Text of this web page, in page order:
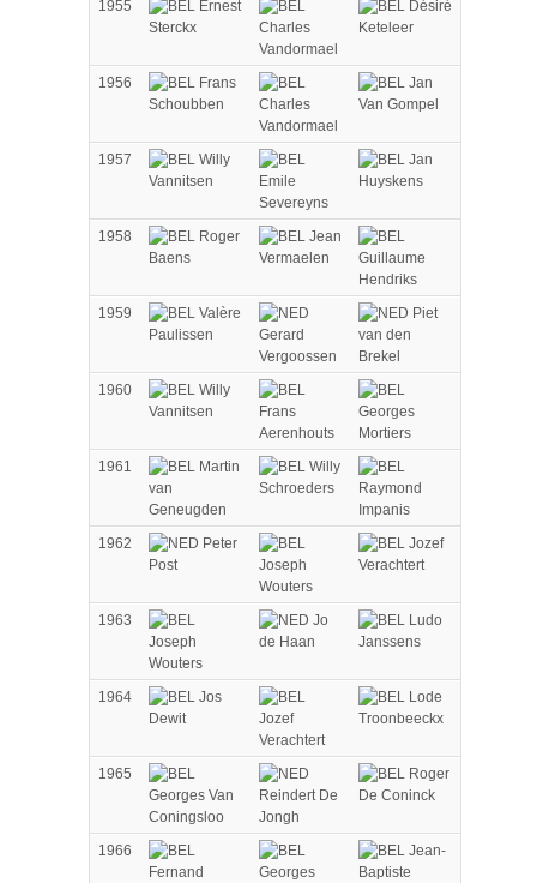
1955
Ernest
Sterckx
Charles
Vandormael
Désiré
Keteleer
1956
Frans
Schoubben
Charles
Vandormael
Jan
Van Gompel
1957
Willy
Vannitsen
Emile
Severeyns
Jan
Huyskens
1958
Roger
Baens
Jean
Vermaelen
Guillaume
Hendriks
1959
Valère
Paulissen
Gerard
Vergoossen
Piet
van den
Brekel
1960
Willy
Vannitsen
Frans
Aerenhouts
Georges
Mortiers
1961
Martin
van
Geneugden
Willy
Schroeders
Raymond
Impanis
1962
Peter
Post
Joseph
Wouters
Jozef
Verachtert
1963
Joseph
Wouters
Jo
de Haan
Ludo
Janssens
1964
Jos
Dewit
Jozef
Verachtert
Lode
Troonbeeckx
1965
Georges Van
Coningsloo
Reindert De
Jongh
Roger
De Coninck
1966
Fernand
Georges
Jean-
Baptiste